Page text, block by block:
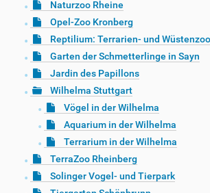
Naturzoo Rheine
Opel-Zoo Kronberg
Reptilium: Terrarien- und Wüstenzoo
Garten der Schmetterlinge in Sayn
Jardin des Papillons
Wilhelma Stuttgart
Vögel in der Wilhelma
Aquarium in der Wilhelma
Terrarium in der Wilhelma
TerraZoo Rheinberg
Solinger Vogel- und Tierpark